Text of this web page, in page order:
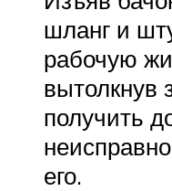
шланг и
рабочую
вытолкнув
получить
его.